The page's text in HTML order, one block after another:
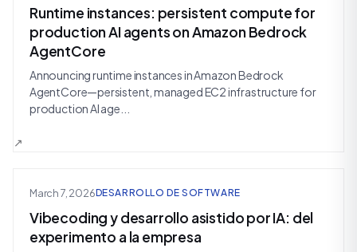
Runtime instances: persistent compute for
production AI agents on Amazon Bedrock
AgentCore
Announcing runtime instances in Amazon Bedrock
AgentCore—persistent, managed EC2 infrastructure for
production AI age...
March 7, 2026DESARROLLO DE SOFTWARE
Vibecoding y desarrollo asistido por IA: del
experimento a la empresa